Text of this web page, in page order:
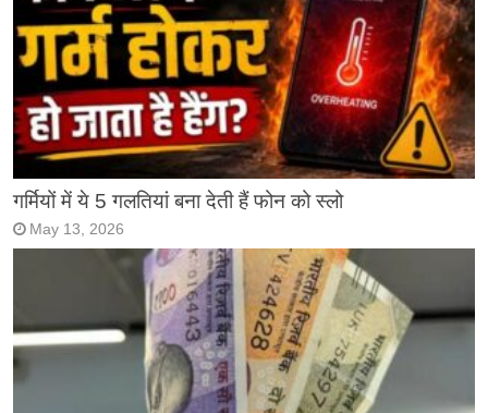
गर्मियों में ये 5 गलतियां बना देती हैं फोन को स्लो
May 13, 2026